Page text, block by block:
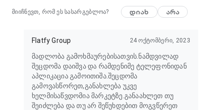
მიიჩნევთ, რომ ეს სასარგებლოა? დიახ არა
Flatfy Group 24 ოქტომბერი, 2023
მადლობა გამოხმაურებისათვის.ნამდვილად
შეცდომა დაიშვა და რამდენიმე ტელეფონიდან
აპლიკაცია გამოითიშა.შეცდომა
გამოვასწორეთ,განახლება უკვე
ხელმისაწვდომია მარკეტზე.განაახლეთ თუ
შეიძლება და თუ არ შეწუხდებით მოგვწერეთ